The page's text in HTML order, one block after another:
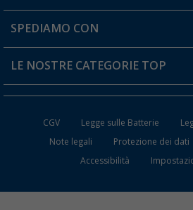
Carta fedeltà Berger
Resi
FAQ e Contatti
SPEDIAMO CON
LE NOSTRE CATEGORIE TOP
Mobili per il Campeggio
Frigo Portatili
CGV Legge sulle Batterie
Note legali
Protezione dei dati
Accessibilità